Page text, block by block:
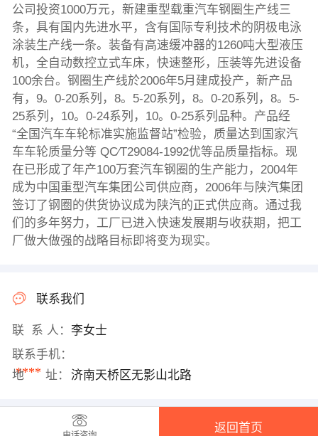
公司投资1000万元，新建重型载重汽车钢圈生产线三
条，具有国内先进水平，含有国际专利技术的阴极电泳
涂装生产线一条。装备有高速缓冲器的1260吨大型液压
机，全自动数控立式车床，快速整形，压装等先进设备
100余台。钢圈生产线於2006年5月建成投产，新产品
有，9。0-20系列，8。5-20系列，8。0-20系列，8。5-
25系列，10。0-24系列，10。0-25系列品种。产品经
“全国汽车车轮标准实施监督站”检验，质量达到国家汽
车车轮质量分等 QC∕T29084-1992优等品质量指标。现
在已形成了年产100万套汽车钢圈的生产能力，2004年
成为中国重型汽车集团公司供应商，2006年与陕汽集团
签订了钢圈的供货协议成为陕汽的正式供应商。通过我
们的多年努力，工厂已进入快速发展期与收获期，把工
厂做大做强的战略目标即将变为现实。
联系我们
联 系 人： 李女士
联系手机：
****
地 址： 济南天桥区无影山北路
返回首页